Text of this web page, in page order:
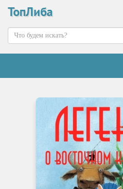
ТопЛиба